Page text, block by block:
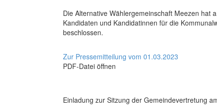
Die Alternative Wählergemeinschaft Meezen hat
Kandidaten und Kandidatinnen für die
beschlossen.
Zur Pressemitteilung vom 01.03.2023
PDF-Datei öffnen
Einladung zur Sitzung der Gemeindevertretung